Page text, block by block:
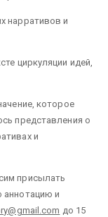
нарративов и
циркуляции идей,
которое
представления о
и
присылать
аннотацию и
до 15